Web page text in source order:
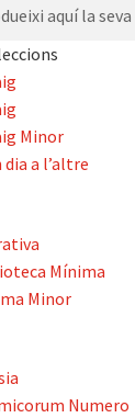
Minor
dia a l’altre
Mínima
Minor
Numero